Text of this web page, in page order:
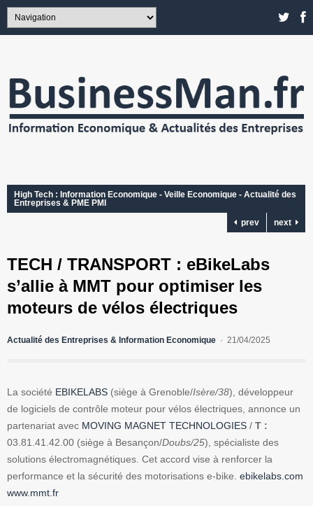
High Tech : Information Economique - Veille Economique - Actualité des
Entreprises & PME PMI
prev
next
TECH / TRANSPORT : eBikeLabs
s’allie à MMT pour optimiser les
moteurs de vélos électriques
Actualité des Entreprises & Information Economique 21/04/2025
La société EBIKELABS (siège à Grenoble/Isère/38), développeur
de logiciels de contrôle moteur pour vélos électriques, annonce un
partenariat avec MOVING MAGNET TECHNOLOGIES / T :
03.81.41.42.00 (siège à Besançon/Doubs/25), spécialiste des
solutions électromagnétiques. Cet accord vise à renforcer la
performance et la sécurité des motorisations e-bike. ebikelabs.com
www.mmt.fr